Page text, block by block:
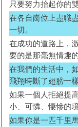
只要努力抬起你的
在各自崗位上盡職
一切。
在成功的道路上，
要的是那毫無情趣
在我們的生活中，
飛翔時斷了翅膀一
如果一個人拒絕提
小、可憐、悽慘的境
如果你是一匹千里